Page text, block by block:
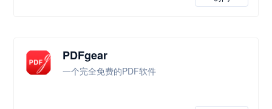
PDFgear
一个完全免费的PDF软件